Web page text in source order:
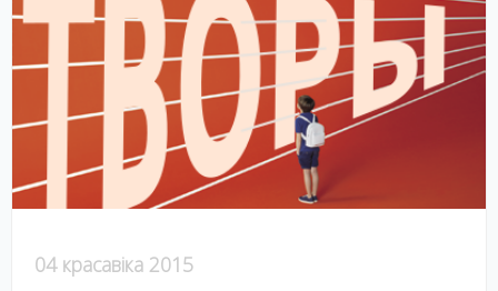
04 красавіка 2015